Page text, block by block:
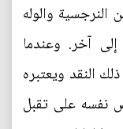
والوله
آخر. وعندما
النقد ويعتبره
نفسه على تقبل